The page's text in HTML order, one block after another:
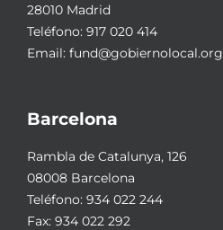
28010 Madrid
Teléfono: 917 020 414
Email: fund@gobiernolocal.org
Barcelona
Rambla de Catalunya, 126
08008 Barcelona
Teléfono: 934 022 244
Fax: 934 022 292